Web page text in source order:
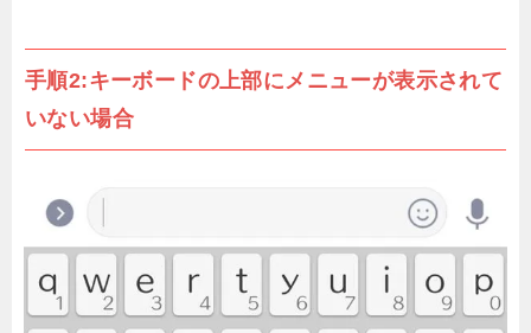
手順2:キーボードの上部にメニューが表示されて
いない場合